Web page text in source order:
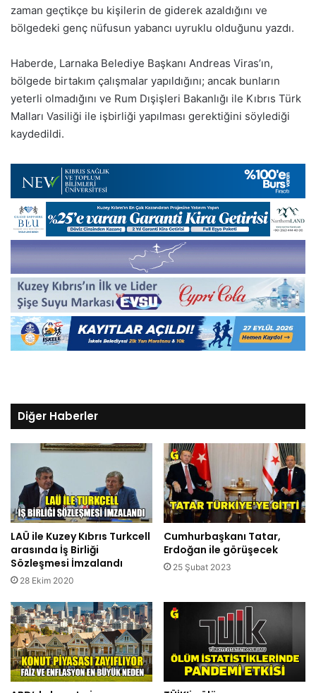
zaman geçtikçe bu kişilerin de giderek azaldığını ve
bölgedeki genç nüfusun yabancı uyruklu olduğunu yazdı.
Haberde, Larnaka Belediye Başkanı Andreas Viras’ın,
bölgede birtakım çalışmalar yapıldığını; ancak bunların
yeterli olmadığını ve Rum Dışişleri Bakanlığı ile Kıbrıs Türk
Malları Vasiliği ile işbirliği yapılması gerektiğini söylediği
kaydedildi.
Diğer Haberler
LAÜ ile Kuzey Kıbrıs Turkcell
arasında İş Birliği
Sözleşmesi İmzalandı
28 Ekim 2020
Cumhurbaşkanı Tatar,
Erdoğan ile görüşecek
25 Şubat 2023